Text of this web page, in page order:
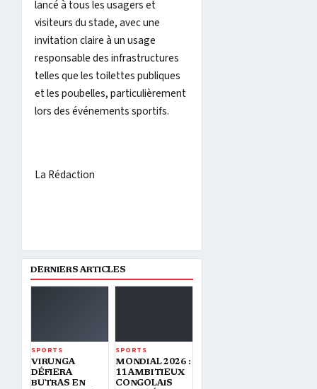
lancé à tous les usagers et
visiteurs du stade, avec une
invitation claire à un usage
responsable des infrastructures
telles que les toilettes publiques
et les poubelles, particulièrement
lors des événements sportifs.
La Rédaction
DERNIERS ARTICLES
SPORTS
VIRUNGA
DÉFIERA
BUTRAS EN
SPORTS
MONDIAL 2026 :
11 AMBITIEUX
CONGOLAIS